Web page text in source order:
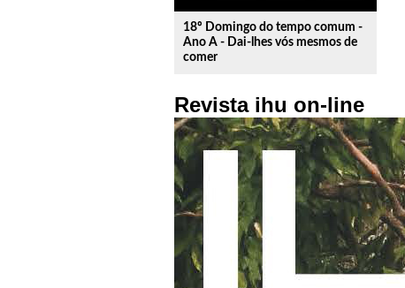
18º Domingo do tempo comum -
Ano A - Dai-lhes vós mesmos de
comer
Revista ihu on-line